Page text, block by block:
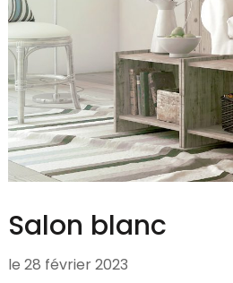
Salon blanc
le 28 février 2023